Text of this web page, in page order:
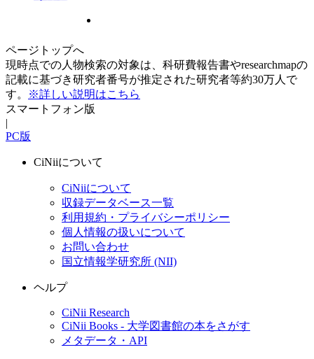
ページトップへ
現時点での人物検索の対象は、科研費報告書やresearchmapの
記載に基づき研究者番号が推定された研究者等約30万人で
す。
※詳しい説明はこちら
スマートフォン版
|
PC版
CiNiiについて
CiNiiについて
収録データベース一覧
利用規約・プライバシーポリシー
個人情報の扱いについて
お問い合わせ
国立情報学研究所 (NII)
ヘルプ
CiNii Research
CiNii Books - 大学図書館の本をさがす
メタデータ・API